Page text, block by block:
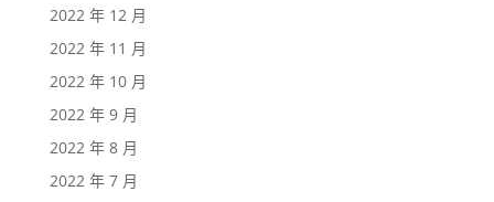
2022 年 12 月
2022 年 11 月
2022 年 10 月
2022 年 9 月
2022 年 8 月
2022 年 7 月